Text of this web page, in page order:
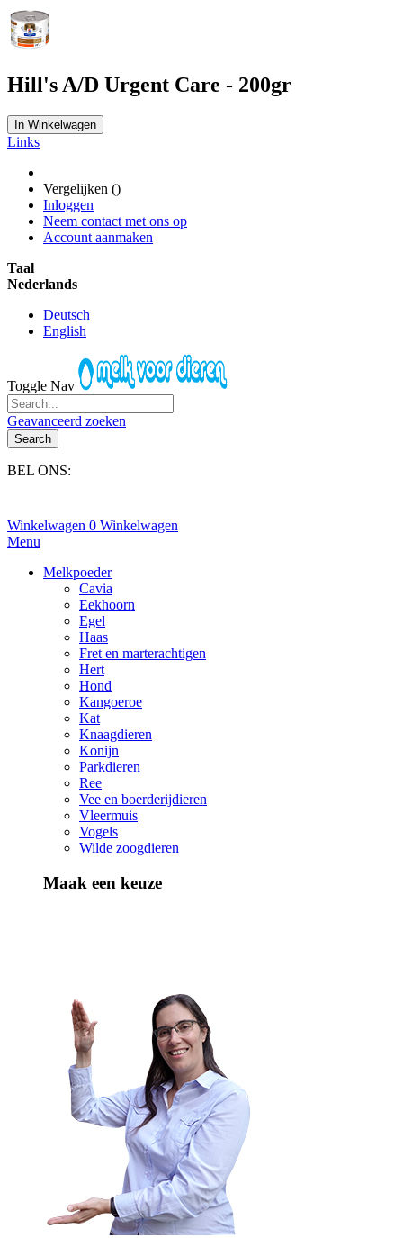
Hill's A/D Urgent Care - 200gr
In Winkelwagen
Links
Vergelijken ()
Inloggen
Neem contact met ons op
Account aanmaken
Taal
Nederlands
Deutsch
English
Toggle Nav
Geavanceerd zoeken
Search
BEL ONS:
Winkelwagen 0 Winkelwagen
Menu
Melkpoeder
Cavia
Eekhoorn
Egel
Haas
Fret en marterachtigen
Hert
Hond
Kangoeroe
Kat
Knaagdieren
Konijn
Parkdieren
Ree
Vee en boerderijdieren
Vleermuis
Vogels
Wilde zoogdieren
Maak een keuze